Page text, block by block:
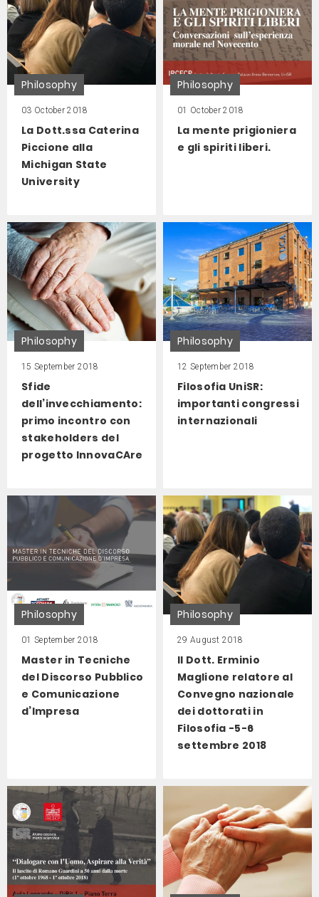
Philosophy
03 October 2018
La Dott.ssa Caterina
Piccione alla
Michigan State
University
Philosophy
01 October 2018
La mente prigioniera
e gli spiriti liberi.
Philosophy
15 September 2018
Sfide
dell’invecchiamento:
primo incontro con
stakeholders del
progetto InnovaCAre
Philosophy
12 September 2018
Filosofia UniSR:
importanti congressi
internazionali
Philosophy
01 September 2018
Master in Tecniche
del Discorso Pubblico
e Comunicazione
d’Impresa
Philosophy
29 August 2018
Il Dott. Erminio
Maglione relatore al
Convegno nazionale
dei dottorati in
Filosofia -5-6
settembre 2018